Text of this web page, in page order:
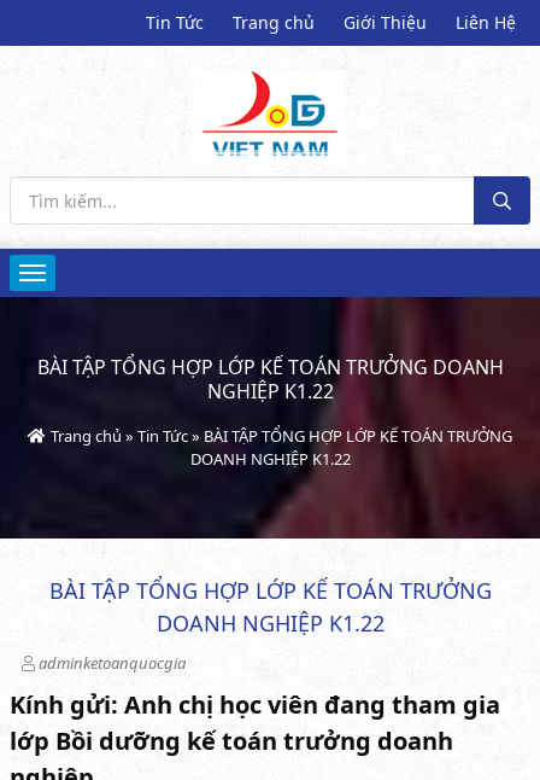
Tin Tức Trang chủ Giới Thiệu Liên Hệ
BÀI TẬP TỔNG HỢP LỚP KẾ TOÁN TRƯỞNG DOANH
NGHIỆP K1.22
Trang chủ » Tin Tức» BÀI TẬP TỔNG HỢP LỚP KẾ TOÁN TRƯỞNG
DOANH NGHIỆP K1.22
BÀI TẬP TỔNG HỢP LỚP KẾ TOÁN TRƯỞNG
DOANH NGHIỆP K1.22
adminketoanquocgia
Kính gửi: Anh chị học viên đang tham gia
lớp Bồi dưỡng kế toán trưởng doanh